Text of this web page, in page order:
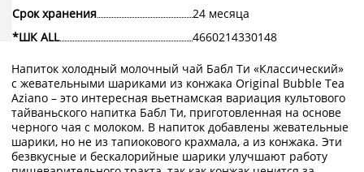
Срок хранения
24 месяца
*ШК ALL
4660214330148
Напиток холодный молочный чай Бабл Ти «Классический»
с жевательными шариками из конжака Original Bubble Tea
Aziano – это интересная вьетнамская вариация культового
тайваньского напитка Бабл Ти, приготовленная на основе
черного чая с молоком. В напиток добавлены жевательные
шарики, но не из тапиокового крахмала, а из конжака. Эти
безвкусные и бескалорийные шарики улучшают работу